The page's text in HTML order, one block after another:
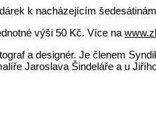
k nacházejícím
výši 50 Kč. Více na
a designér. Je členem
Jaroslava Šindeláře a u